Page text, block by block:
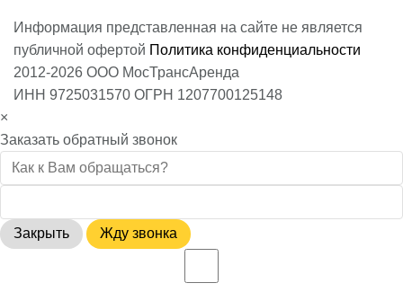
Информация представленная на сайте не является
публичной офертой Политика конфиденциальности
2012-2026 ООО МосТрансАренда
ИНН 9725031570 ОГРН 1207700125148
×
Заказать обратный звонок
Закрыть Жду звонка